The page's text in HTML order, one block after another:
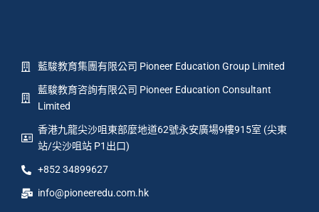
藍駿教育集團有限公司 Pioneer Education Group Limited
藍駿教育咨詢有限公司 Pioneer Education Consultant
Limited
香港九龍尖沙咀東部麼地道62號永安廣場9樓915室 (尖東
站/尖沙咀站 P1出口)
+852 34899627
info@pioneeredu.com.hk